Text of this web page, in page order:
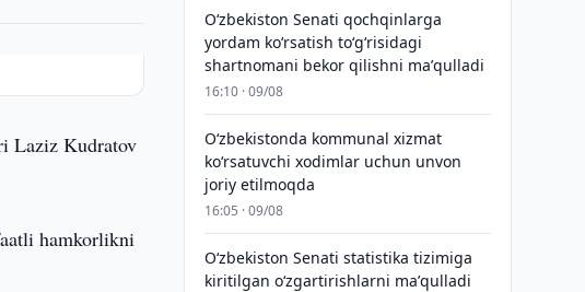
Laziz Kudratov
hamkorlikni
Oʻzbekiston Senati qochqinlarga
yordam koʻrsatish toʻgʻrisidagi
shartnomani bekor qilishni maʼqulladi
16:10 · 09/08
Oʻzbekistonda kommunal xizmat
koʻrsatuvchi xodimlar uchun unvon
joriy etilmoqda
16:05 · 09/08
Oʻzbekiston Senati statistika tizimiga
kiritilgan oʻzgartirishlarni maʼqulladi